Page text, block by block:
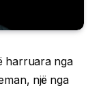
harruara nga
një nga